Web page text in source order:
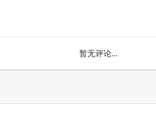
暂无评论...